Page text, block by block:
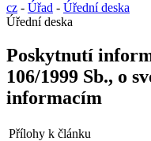
cz - Úřad - Úřední deska
Úřední deska
Poskytnutí
106/1999 Sb., o
informacím
Přílohy k článku